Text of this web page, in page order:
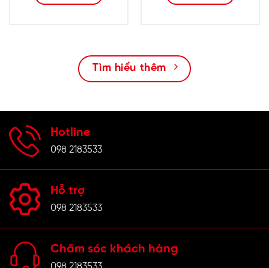
Tìm hiểu thêm
Hotline
098 2183533
Hỗ trợ
098 2183533
Chăm sóc khách hàng